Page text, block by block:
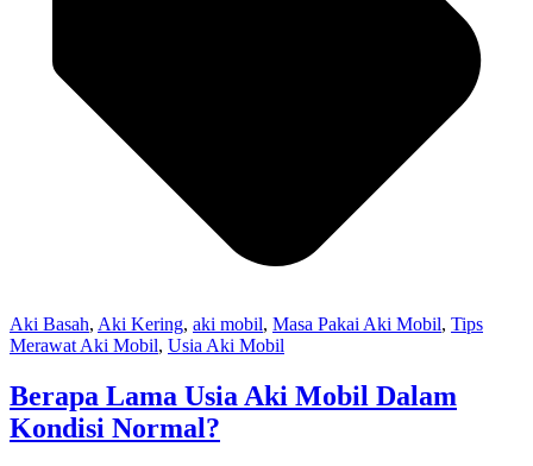
Aki Basah, Aki Kering, aki mobil, Masa Pakai Aki Mobil, Tips
Merawat Aki Mobil, Usia Aki Mobil
Berapa Lama Usia Aki Mobil Dalam
Kondisi Normal?